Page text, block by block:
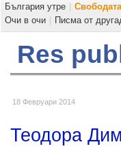
България утре
Свободата
Очи в очи
Писма от
Res
18 Февруари 2014
Теодора